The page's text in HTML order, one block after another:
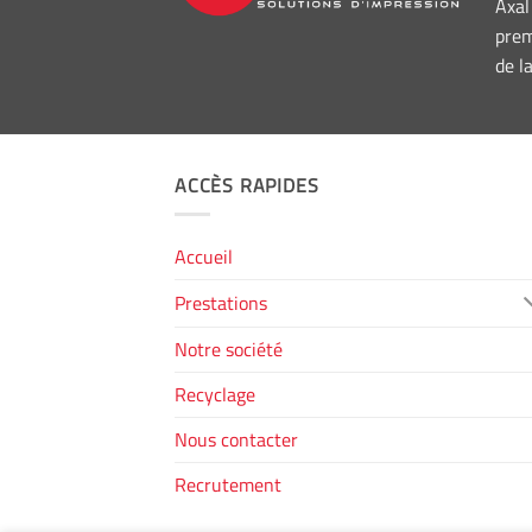
de
ACCÈS RAPIDES
Accueil
Prestations
Notre société
Recyclage
Nous contacter
Recrutement